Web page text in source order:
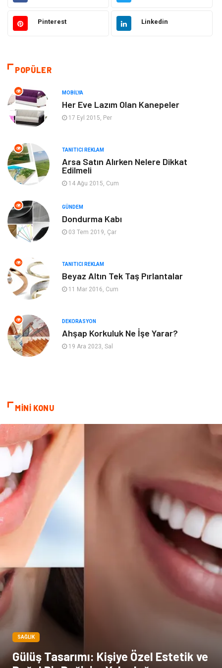
Ulaşım ve Taşımacılık Alışveriş
Gıda
Bilgisayar ve Yazılım
Giyim
Makine
Organizasyon Turizm
Tekstil Tatil
Hediyelik Eşya
Mobilya
Nakliyat Telekomünikasyon
Maden ve Metal
Plastik
Pazarlama
Kiralama Servisleri
Kültür
Pinterest Linkedin
POPÜLER
MOBILYA
Her Eve Lazım Olan Kanepeler
17 Eyl 2015, Per
TANITICI REKLAM
Arsa Satın Alırken Nelere Dikkat
Edilmeli
14 Ağu 2015, Cum
GÜNDEM
Dondurma Kabı
03 Tem 2019, Çar
TANITICI REKLAM
Beyaz Altın Tek Taş Pırlantalar
11 Mar 2016, Cum
DEKORASYON
Ahşap Korkuluk Ne İşe Yarar?
19 Ara 2023, Sal
MİNİ KONU
SAĞLIK
Gülüş Tasarımı: Kişiye Özel Estetik ve